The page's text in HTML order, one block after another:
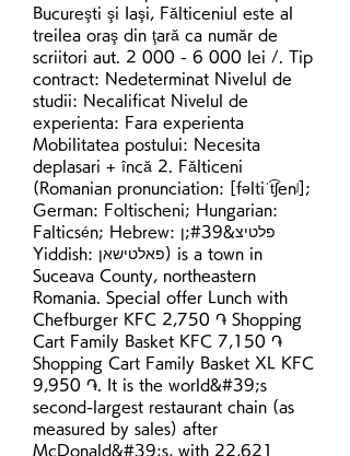
Bucureşti şi Iaşi, Fălticeniul este al
treilea oraş din ţară ca număr de
scriitori aut. 2 000 - 6 000 lei /. Tip
contract: Nedeterminat Nivelul de
studii: Necalificat Nivelul de
experienta: Fara experienta
Mobilitatea postului: Necesita
deplasari + încă 2. Fălticeni
(Romanian pronunciation: [fəltiˈt͡ʃenʲ];
German: Foltischeni; Hungarian:
Falticsén; Hebrew: פלטיצ&#39;ן
Yiddish: פאלטישאן) is a town in
Suceava County, northeastern
Romania. Special offer Lunch with
Chefburger KFC 2,750 ֏ Shopping
Cart Family Basket KFC 7,150 ֏
Shopping Cart Family Basket XL KFC
9,950 ֏. It is the world&#39;s
second-largest restaurant chain (as
measured by sales) after
McDonald&#39;s, with 22,621